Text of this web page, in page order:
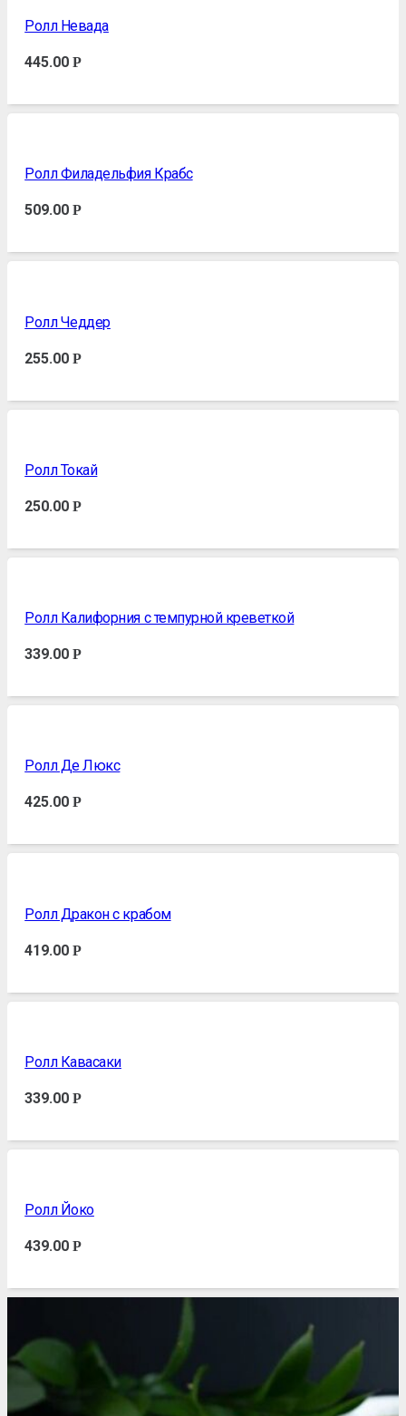
Ролл Невада
445.00Р
Ролл Филадельфия Крабс
509.00Р
Ролл Чеддер
255.00Р
Ролл Токай
250.00Р
Ролл Калифорния с темпурной креветкой
339.00Р
Ролл Де Люкс
425.00Р
Ролл Дракон с крабом
419.00Р
Ролл Кавасаки
339.00Р
Ролл Йоко
439.00Р